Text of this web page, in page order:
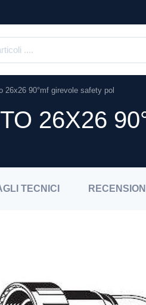
26x26 90°mf girevole safety pol
26X26
TECNICI RECENSIONI